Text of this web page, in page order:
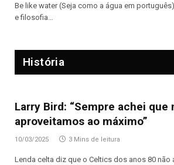
Be like water (Seja como a água em
e filosofia…
História
Larry Bird: “Sempre achei que
aproveitamos ao máximo”
10/03/2025 3 Mins de leitura
Lenda celta diz que o Celtics dos anos 80 não